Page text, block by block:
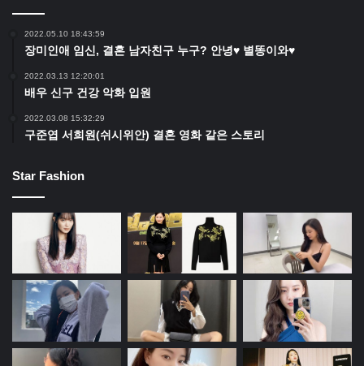
2022.05.10 18:43:59
장미인애 임신, 결혼 남자친구 누구? 안녕♥ 별똥이와♥
2022.03.13 12:20:01
배우 신구 건강 악화 입원
2022.03.08 15:32:29
구준엽 서희원(쉬시위안) 결혼 영화 같은 스토리
Star Fashion